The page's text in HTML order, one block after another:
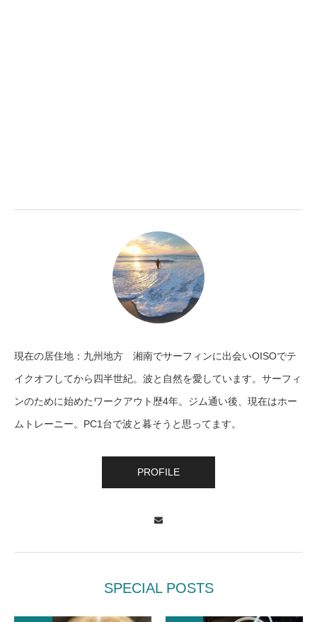
現在の居住地：九州地方 湘南でサーフィンに出会いOISOでテ
イクオフしてから四半世紀。波と自然を愛しています。サーフィ
ンのために始めたワークアウト歴4年。ジム通い後、現在はホー
ムトレーニー。PC1台で波と暮そうと思ってます。
PROFILE
SPECIAL POSTS